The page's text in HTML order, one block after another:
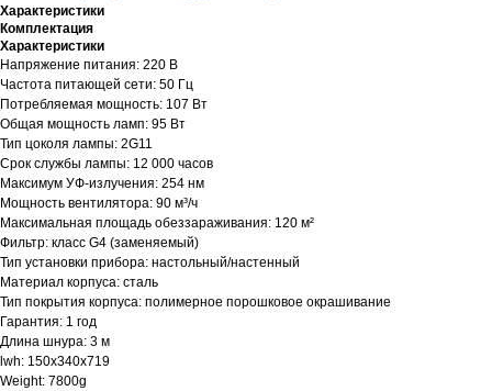
Характеристики
Комплектация
Характеристики
Напряжение питания: 220 В
Частота питающей сети: 50 Гц
Потребляемая мощность: 107 Вт
Общая мощность ламп: 95 Вт
Тип цоколя лампы: 2G11
Срок службы лампы: 12 000 часов
Максимум УФ-излучения: 254 нм
Мощность вентилятора: 90 м³/ч
Максимальная площадь обеззараживания: 120 м²
Фильтр: класс G4 (заменяемый)
Тип установки прибора: настольный/настенный
Материал корпуса: сталь
Тип покрытия корпуса: полимерное порошковое окрашивание
Гарантия: 1 год
Длина шнура: 3 м
lwh: 150x340x719
Weight: 7800g